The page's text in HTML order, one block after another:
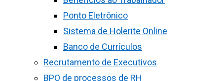
Ponto Eletrônico
Sistema de Holerite Online
Banco de Currículos
Recrutamento de Executivos
BPO de processos de RH